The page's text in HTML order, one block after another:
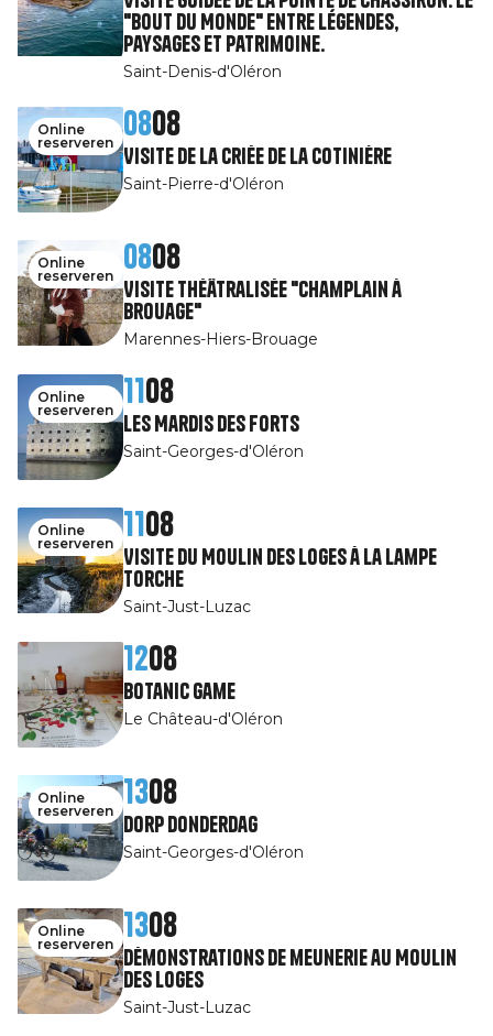
"Bout du Monde" entre légendes,
paysages et patrimoine.
Saint-Denis-d'Oléron
Online
reserveren
0808
Visite de la Criée de la Cotinière
Saint-Pierre-d'Oléron
Online
reserveren
0808
Visite théâtralisée "Champlain à
Brouage"
Marennes-Hiers-Brouage
Online
reserveren
1108
Les Mardis des Forts
Saint-Georges-d'Oléron
Online
reserveren
1108
Visite du Moulin des Loges à la Lampe
Torche
Saint-Just-Luzac
1208
Botanic game
Le Château-d'Oléron
Online
reserveren
1308
Dorp Donderdag
Saint-Georges-d'Oléron
Online
reserveren
1308
Démonstrations de meunerie au Moulin
des Loges
Saint-Just-Luzac